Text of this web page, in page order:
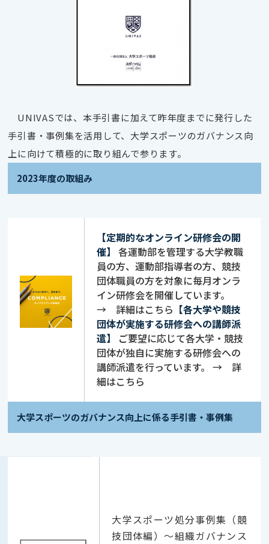
UNIVASでは、本手引書に加えて昨年度までに発行した
手引書・事例集を活用して、大学スポーツのガバナンス向
上に向けて積極的に取り組んで参ります。
2023年度の取組み
【定期的なオンライン研修会の開
催】各運動部を管理する大学教職
員の方、運動部指導者の方、競技
団体職員の方を対象に毎月オンラ
イン研修会を開催しています。
→ 詳細はこちら 【各大学や競技
団体が実施する研修会への講師派
遣】 ご要望に応じて各大学・競技
団体が独自に実施する研修会への
講師派遣を行っています。 → 詳
細はこちら
大学スポーツのガバナンス向上に係る手引書・事例集
大学スポーツ処分事例集（競
技団体編） ～組織ガバナンス